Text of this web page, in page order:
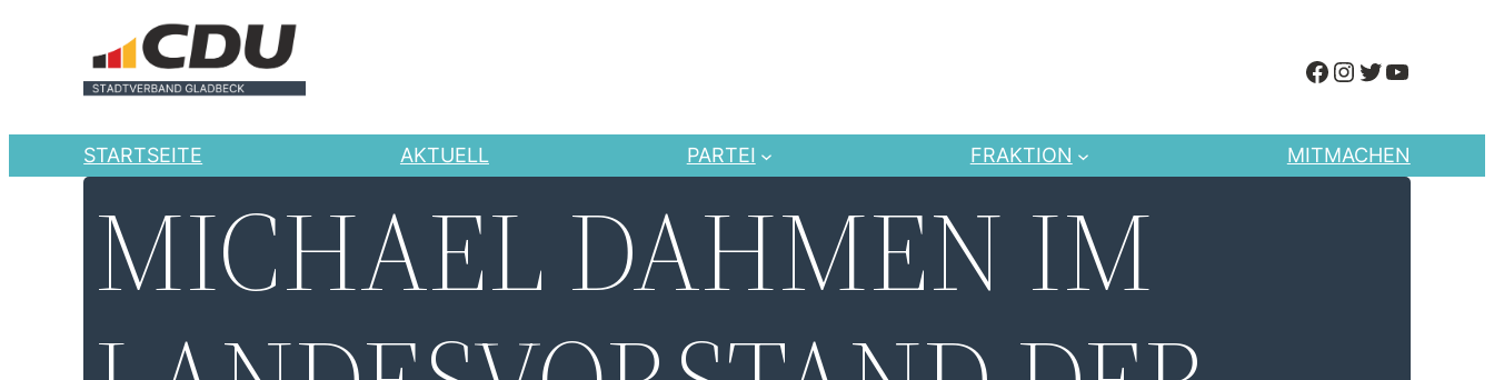
springen
FACEBOOK INSTAGRAM TWITTER YOUTUBE
STARTSEITE AKTUELL PARTEI FRAKTION MITMACHEN
MICHAEL DAHMEN IM